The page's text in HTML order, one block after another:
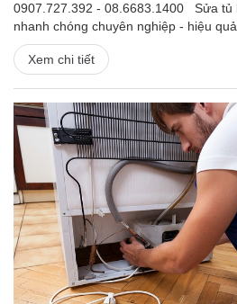
0907.727.392 - 08.6683.1400 Sửa tủ
nhanh chóng chuyên nghiệp - hiệu
Xem chi tiết